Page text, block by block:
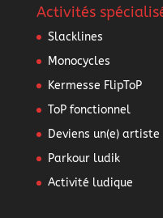
Activités
Slacklines
Monocycles
Kermesse FlipToP
ToP fonctionnel
Deviens un(e) artiste
Parkour ludik
Activité ludique